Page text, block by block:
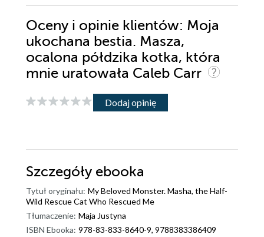
Oceny i opinie klientów: Moja
ukochana bestia. Masza,
ocalona półdzika kotka, która
mnie uratowała Caleb Carr
Dodaj opinię
Szczegóły ebooka
Tytuł oryginału: My Beloved Monster. Masha, the Half-
Wild Rescue Cat Who Rescued Me
Tłumaczenie: Maja Justyna
ISBN Ebooka: 978-83-833-8640-9, 9788383386409